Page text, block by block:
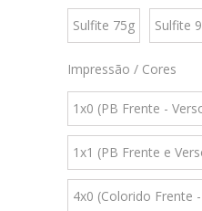
Sulfite 75g Sulfite
Impressão / Cores
1x0 (PB Frente -
1x1 (PB Frente e
4x0 (Colorido Frente